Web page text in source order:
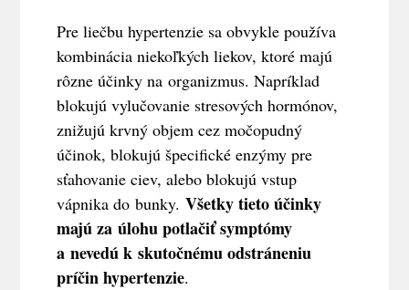
Pre liečbu hypertenzie sa obvykle používa
kombinácia niekoľkých liekov, ktoré majú
rôzne účinky na organizmus. Napríklad
blokujú vylučovanie stresových hormónov,
znižujú krvný objem cez močopudný
účinok, blokujú špecifické enzýmy pre
sťahovanie ciev, alebo blokujú vstup
vápnika do bunky.Všetky tieto účinky
majú za úlohu potlačiť symptómy
a nevedú k skutočnému odstráneniu
príčin hypertenzie.